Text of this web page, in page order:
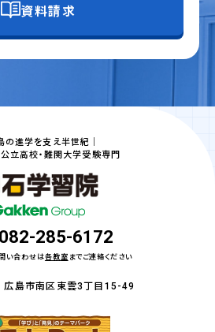
資料請求
の進学を支え半世紀｜
立高校・難関大学受験専門
082-285-6172
い合わせは各教室 までご連絡ください
島市南区東雲3丁目15-49